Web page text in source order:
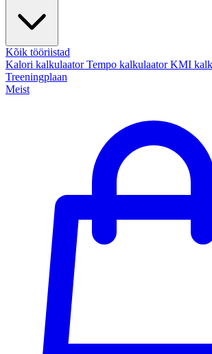
Kõik tööriistad
Kalori kalkulaatorTempo kalkulaatorKMI
Treeningplaan
Meist